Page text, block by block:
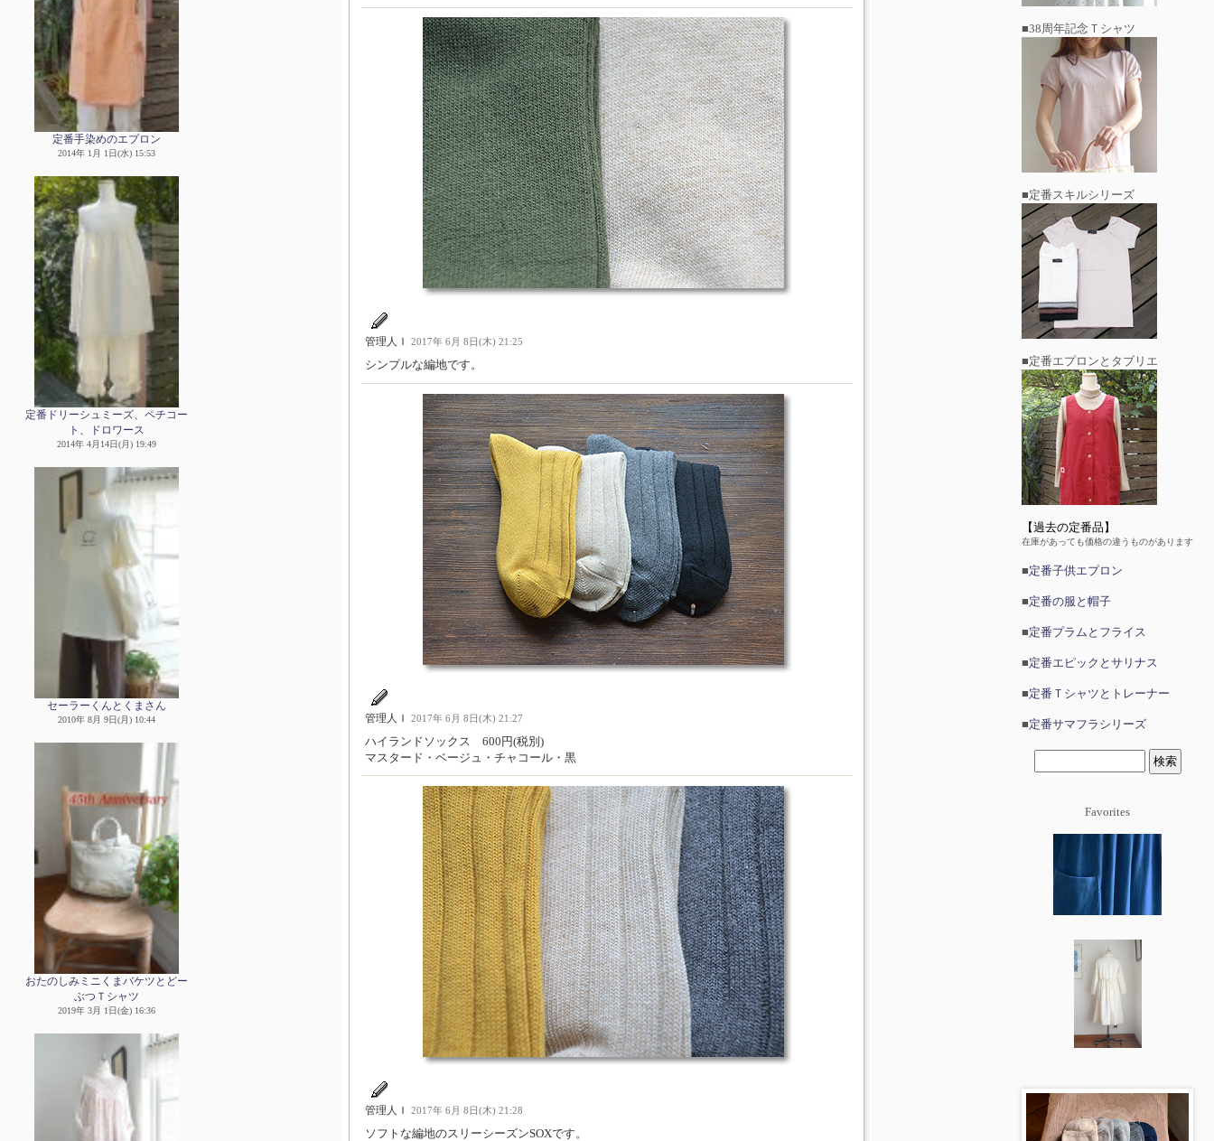
定番手染めのエプロン
2014年 1月 1日(水) 15:53
定番ドリーシュミーズ、ペチコー
ト、ドロワース
2014年 4月14日(月) 19:49
セーラーくんとくまさん
2010年 8月 9日(月) 10:44
おたのしみミニくまバケツとどー
ぶつＴシャツ
2019年 3月 1日(金) 16:36
管理人Ｉ 2017年 6月 8日(木) 21:25
シンプルな編地です。
管理人Ｉ 2017年 6月 8日(木) 21:27
ハイランドソックス 600円(税別)
マスタード・ベージュ・チャコール・黒
管理人Ｉ 2017年 6月 8日(木) 21:28
ソフトな編地のスリーシーズンSOXです。
■38周年記念Ｔシャツ
■定番スキルシリーズ
■定番エプロンとタブリエ
【過去の定番品】
在庫があっても価格の違うものがあります
■定番子供エプロン
■定番の服と帽子
■定番プラムとフライス
■定番エピックとサリナス
■定番Ｔシャツとトレーナー
■定番サマフラシリーズ
Favorites